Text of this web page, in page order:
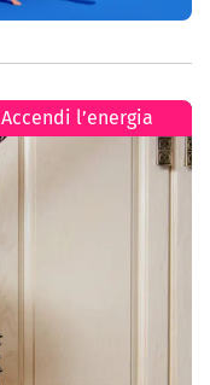
Accendi l’energia